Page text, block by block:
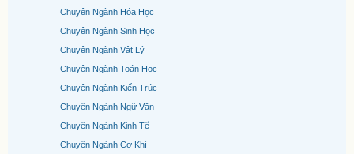
Chuyên Ngành Hóa Học
Chuyên Ngành Sinh Học
Chuyên Ngành Vật Lý
Chuyên Ngành Toán Học
Chuyên Ngành Kiến Trúc
Chuyên Ngành Ngữ Văn
Chuyên Ngành Kinh Tế
Chuyên Ngành Cơ Khí